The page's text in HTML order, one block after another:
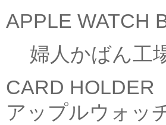
APPLE WATCH
婦人かばん工
CARD HOLDER
アップルウォッ